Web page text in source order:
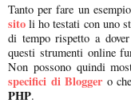
Tanto per fare un
sito li ho testati con uno
di tempo rispetto a
questi strumenti online
Non possono quindi
specifici di Bloggero
PHP.